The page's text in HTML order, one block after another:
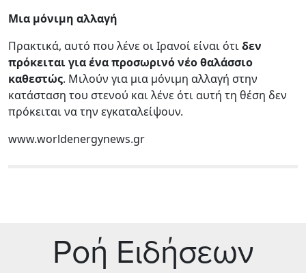
Μια μόνιμη αλλαγή
Πρακτικά, αυτό που λένε οι Ιρανοί είναι ότιδεν
πρόκειται για ένα προσωρινό νέο θαλάσσιο
καθεστώς. Μιλούν για μια μόνιμη αλλαγή στην
κατάσταση του στενού και λένε ότι αυτή τη θέση δεν
πρόκειται να την εγκαταλείψουν.
www.worldenergynews.gr
Ρoή Ειδήσεων